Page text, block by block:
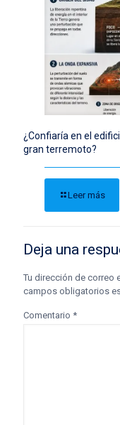
¿Confiaría en el
gran terremoto?
Leer más
Deja una
Tu dirección de correo
campos obligatorios
Comentario *